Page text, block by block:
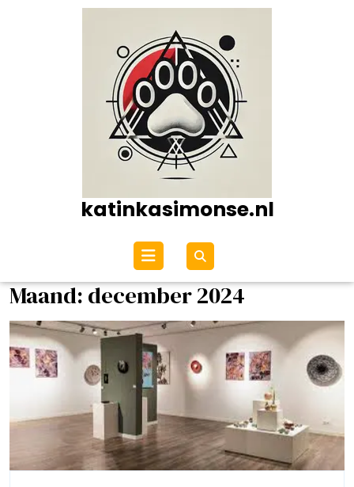
katinkasimonse.nl
Open
menu
Maand: december 2024